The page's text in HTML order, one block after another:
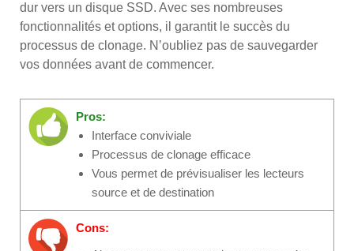
dur vers un disque SSD. Avec ses nombreuses
fonctionnalités et options, il garantit le succès du
processus de clonage. N’oubliez pas de sauvegarder
vos données avant de commencer.
Pros:
Interface conviviale
Processus de clonage efficace
Vous permet de prévisualiser les lecteurs
source et de destination
Cons: